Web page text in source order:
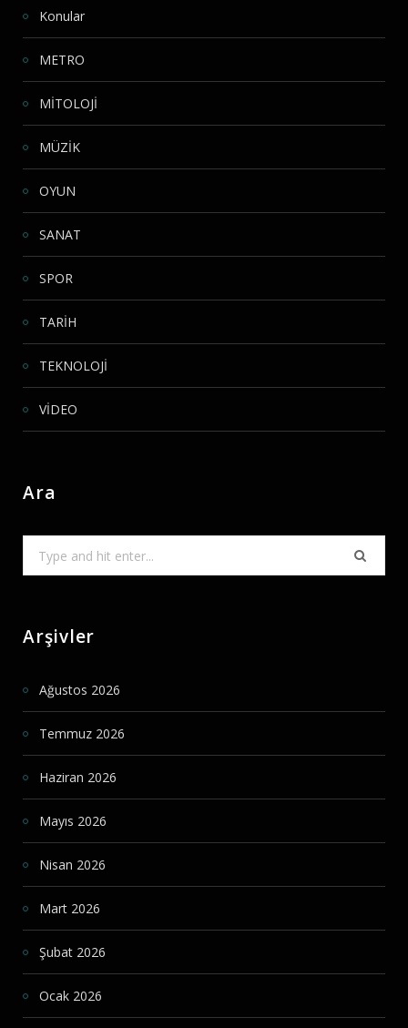
Konular
METRO
MİTOLOJİ
MÜZİK
OYUN
SANAT
SPOR
TARİH
TEKNOLOJİ
VİDEO
Ara
Arşivler
Ağustos 2026
Temmuz 2026
Haziran 2026
Mayıs 2026
Nisan 2026
Mart 2026
Şubat 2026
Ocak 2026